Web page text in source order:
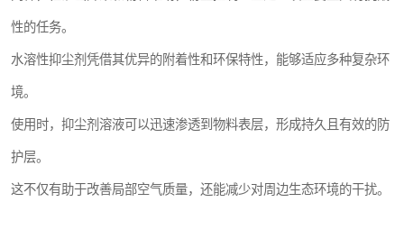
性的任务。
水溶性抑尘剂凭借其优异的附着性和环保特性，能够适应多种复杂环
境。
使用时，抑尘剂溶液可以迅速渗透到物料表层，形成持久且有效的防
护层。
这不仅有助于改善局部空气质量，还能减少对周边生态环境的干扰。